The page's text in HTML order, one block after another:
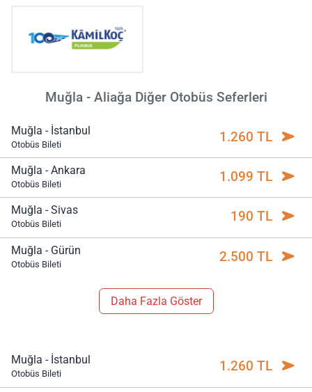
Muğla - Aliağa Diğer Otobüs Seferleri
Muğla - İstanbul
Otobüs Bileti 1.260 TL
Muğla - Ankara
Otobüs Bileti 1.099 TL
Muğla - Sivas
Otobüs Bileti 190 TL
Muğla - Gürün
Otobüs Bileti 2.500 TL
Daha Fazla Göster
Muğla - İstanbul
Otobüs Bileti 1.260 TL